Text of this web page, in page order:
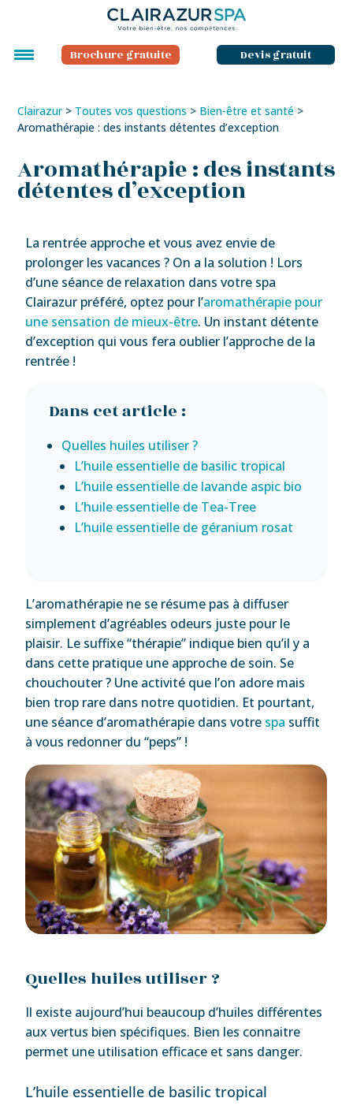
Brochure gratuite Devis gratuit
Clairazur> Toutes vos questions > Bien-être et santé >
Aromathérapie : des instants détentes d’exception
Aromathérapie : des instants
détentes d’exception
La rentrée approche et vous avez envie de
prolonger les vacances ? On a la solution ! Lors
d’une séance de relaxation dans votre spa
Clairazur préféré, optez pour l’aromathérapie pour
une sensation de mieux-être. Un instant détente
d’exception qui vous fera oublier l’approche de la
rentrée !
Dans cet article :
Quelles huiles utiliser ?
L’huile essentielle de basilic tropical
L’huile essentielle de lavande aspic bio
L’huile essentielle de Tea-Tree
L’huile essentielle de géranium rosat
L’aromathérapie ne se résume pas à diffuser
simplement d’agréables odeurs juste pour le
plaisir. Le suffixe “thérapie” indique bien qu’il y a
dans cette pratique une approche de soin. Se
chouchouter ? Une activité que l’on adore mais
bien trop rare dans notre quotidien. Et pourtant,
une séance d’aromathérapie dans votre spa suffit
à vous redonner du “peps” !
Quelles huiles utiliser ?
Il existe aujourd’hui beaucoup d’huiles différentes
aux vertus bien spécifiques. Bien les connaitre
permet une utilisation efficace et sans danger.
L’huile essentielle de basilic tropical